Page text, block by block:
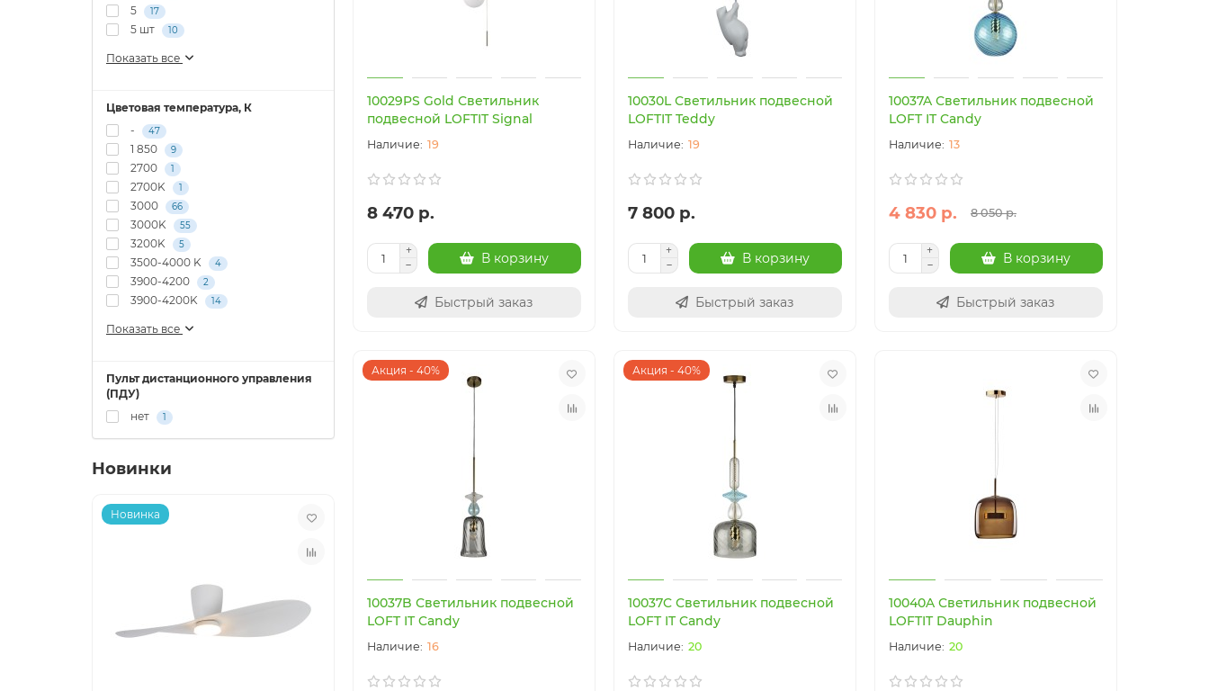
5 17
5 шт 10
Показать все
Цветовая температура, К
-
47
1 850 9
2700 1
2700K 1
3000 66
3000K 55
3200K 5
3500-4000 K 4
3900-4200 2
3900-4200K 14
Показать все
Пульт дистанционного управления
(ПДУ)
нет
1
Новинки
Новинка
10029PS Gold Светильник
подвесной LOFTIT Signal
19
8 470 р.
В корзину
Быстрый заказ
10030L Светильник подвесной
LOFTIT Teddy
19
7 800 р.
В корзину
Быстрый заказ
10037A Светильник подвесной
LOFT IT Candy
13
4 830 р. 8 050 р.
В корзину
Быстрый заказ
Акция - 40%
10037B Светильник подвесной
LOFT IT Candy
16
Акция - 40%
10037C Светильник подвесной
LOFT IT Candy
20
10040A Светильник подвесной
LOFTIT Dauphin
20